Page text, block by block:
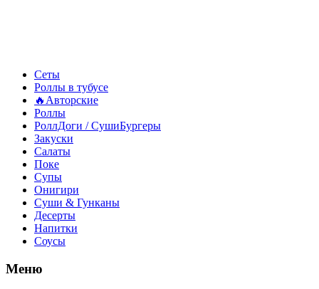
Сеты
Роллы в тубусе
🔥Авторские
Роллы
РоллДоги / СушиБургеры
Закуски
Салаты
Поке
Супы
Онигири
Суши & Гунканы
Десерты
Напитки
Соусы
Меню